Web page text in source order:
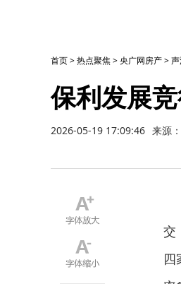
首页>热点聚焦>央广网房产>
保利发展
2026-05-19 17:09:46 来源
交
四